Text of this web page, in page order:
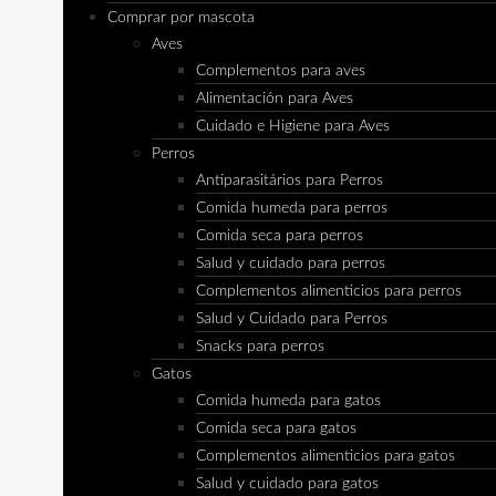
Comprar por mascota
Aves
Complementos para aves
Alimentación para Aves
Cuidado e Higiene para Aves
Perros
Antiparasitários para Perros
Comida humeda para perros
Comida seca para perros
Salud y cuidado para perros
Complementos alimenticios para perros
Salud y Cuidado para Perros
Snacks para perros
Gatos
Comida humeda para gatos
Comida seca para gatos
Complementos alimenticios para gatos
Salud y cuidado para gatos